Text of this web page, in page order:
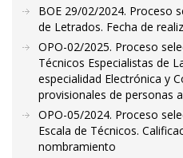
BOE 29/02/2024. Proceso
de Letrados. Fecha de
OPO-02/2025. Proceso
Técnicos Especialistas de
especialidad Electrónica y
provisionales de personas
OPO-05/2024. Proceso
Escala de Técnicos.
nombramiento